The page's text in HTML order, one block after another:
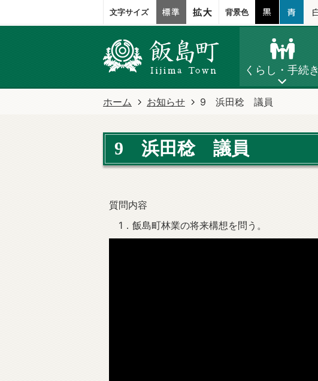
文字サイズ 背景色
くらし・手続き
ホーム お知らせ 9 浜田稔 議員
9 浜田稔 議員
質問内容
1．飯島町林業の将来構想を問う。